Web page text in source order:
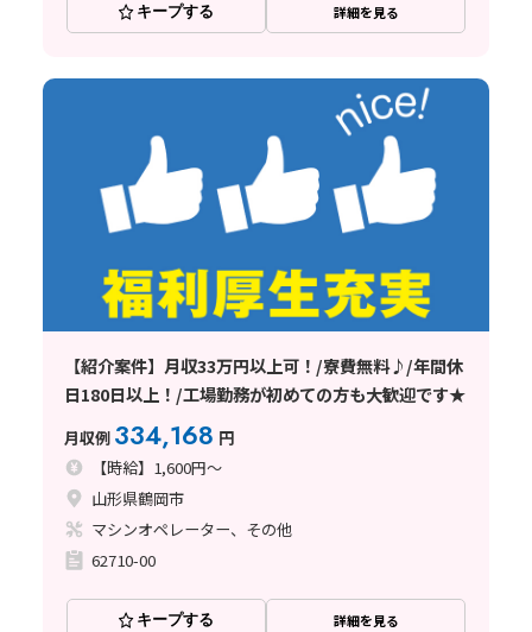
キープする 詳細を見る
【紹介案件】月収33万円以上可！/寮費無料♪/年間休
日180日以上！/工場勤務が初めての方も大歓迎です★
月収例 334,168 円
【時給】1,600円～
山形県鶴岡市
マシンオペレーター、その他
62710-00
キープする 詳細を見る